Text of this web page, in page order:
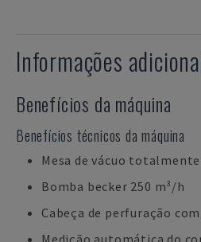
Informações
Benefícios da máquina
Benefícios técnicos da máquina
Mesa de vácuo
Bomba becker 250 m³/h
Cabeça de perfuração
Medição automática do